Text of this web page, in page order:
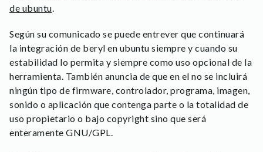
de ubuntu.
Según su comunicado se puede entrever que continuará
la integración de beryl en ubuntu siempre y cuando su
estabilidad lo permita y siempre como uso opcional de la
herramienta. También anuncia de que en el no se incluirá
ningún tipo de firmware, controlador, programa, imagen,
sonido o aplicación que contenga parte o la totalidad de
uso propietario o bajo copyright sino que será
enteramente GNU/GPL.